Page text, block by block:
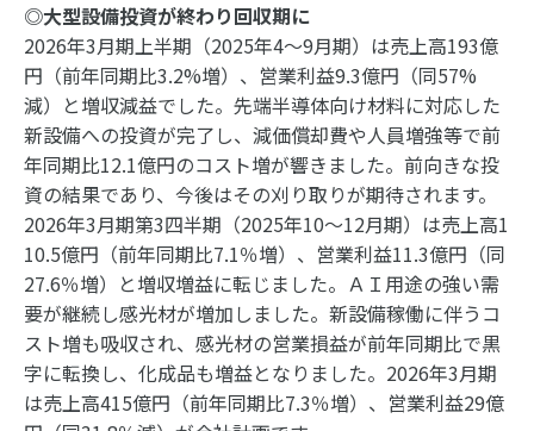
◎大型設備投資が終わり回収期に
2026年3月期上半期（2025年4～9月期）は売上高193億
円（前年同期比3.2%増）、営業利益9.3億円（同57%
減）と増収減益でした。先端半導体向け材料に対応した
新設備への投資が完了し、減価償却費や人員増強等で前
年同期比12.1億円のコスト増が響きました。前向きな投
資の結果であり、今後はその刈り取りが期待されます。
2026年3月期第3四半期（2025年10～12月期）は売上高1
10.5億円（前年同期比7.1％増）、営業利益11.3億円（同
27.6％増）と増収増益に転じました。ＡＩ用途の強い需
要が継続し感光材が増加しました。新設備稼働に伴うコ
スト増も吸収され、感光材の営業損益が前年同期比で黒
字に転換し、化成品も増益となりました。2026年3月期
は売上高415億円（前年同期比7.3％増）、営業利益29億